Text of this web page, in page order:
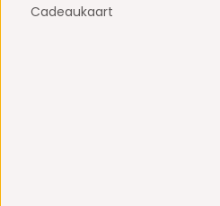
Cadeaukaart